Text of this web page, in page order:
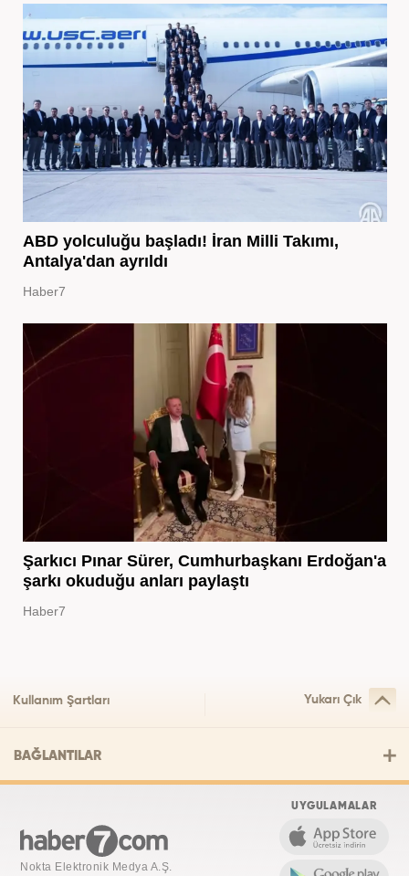
ABD yolculuğu başladı! İran Milli Takımı,
Antalya'dan ayrıldı
Haber7
Şarkıcı Pınar Sürer, Cumhurbaşkanı Erdoğan'a
şarkı okuduğu anları paylaştı
Haber7
Kullanım Şartları Yukarı Çık
BAĞLANTILAR
Nokta Elektronik Medya A.Ş.
UYGULAMALAR